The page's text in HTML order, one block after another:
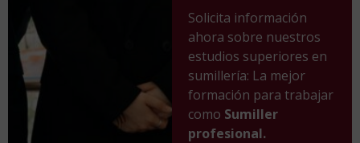
Solicita información
ahora sobre nuestros
estudios superiores en
sumillería: La mejor
formación para trabajar
como Sumiller
profesional.